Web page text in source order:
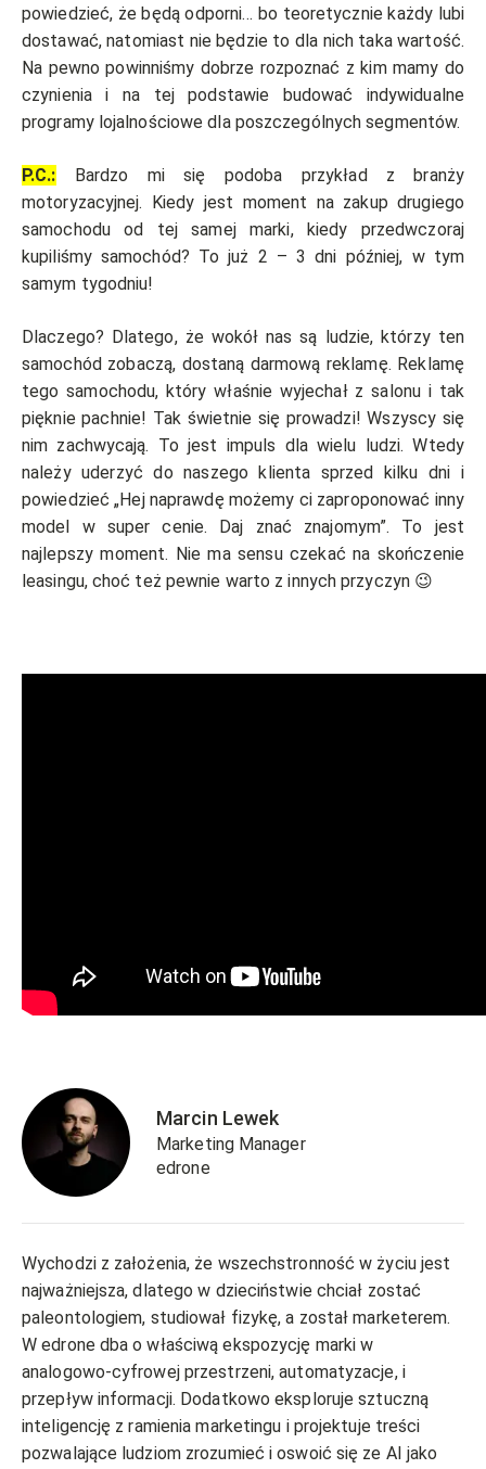
powiedzieć, że będą odporni… bo teoretycznie każdy lubi
dostawać, natomiast nie będzie to dla nich taka wartość.
Na pewno powinniśmy dobrze rozpoznać z kim mamy do
czynienia i na tej podstawie budować indywidualne
programy lojalnościowe dla poszczególnych segmentów.
P.C.: Bardzo mi się podoba przykład z branży
motoryzacyjnej. Kiedy jest moment na zakup drugiego
samochodu od tej samej marki, kiedy przedwczoraj
kupiliśmy samochód? To już 2 – 3 dni później, w tym
samym tygodniu!
Dlaczego? Dlatego, że wokół nas są ludzie, którzy ten
samochód zobaczą, dostaną darmową reklamę. Reklamę
tego samochodu, który właśnie wyjechał z salonu i tak
pięknie pachnie! Tak świetnie się prowadzi! Wszyscy się
nim zachwycają. To jest impuls dla wielu ludzi. Wtedy
należy uderzyć do naszego klienta sprzed kilku dni i
powiedzieć „Hej naprawdę możemy ci zaproponować inny
model w super cenie. Daj znać znajomym”. To jest
najlepszy moment. Nie ma sensu czekać na skończenie
leasingu, choć też pewnie warto z innych przyczyn 😉
Marcin Lewek
Marketing Manager
edrone
Wychodzi z założenia, że wszechstronność w życiu jest
najważniejsza, dlatego w dzieciństwie chciał zostać
paleontologiem, studiował fizykę, a został marketerem.
W edrone dba o właściwą ekspozycję marki w
analogowo-cyfrowej przestrzeni, automatyzacje, i
przepływ informacji. Dodatkowo eksploruje sztuczną
inteligencję z ramienia marketingu i projektuje treści
pozwalające ludziom zrozumieć i oswoić się ze AI jako